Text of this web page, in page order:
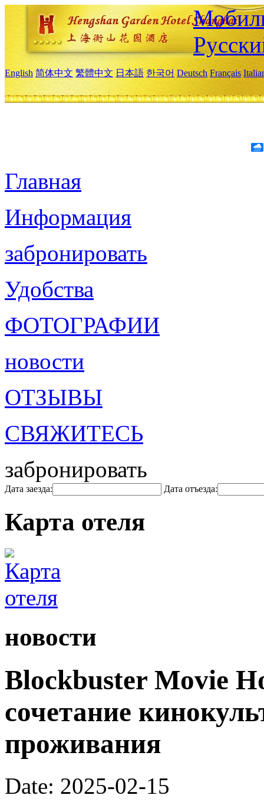
English 简体中文 繁體中文 日本語 한국어 Deutsch Français
Главная
Информация
забронировать
Удобства
ФОТОГРАФИИ
новости
ОТЗЫВЫ
СВЯЖИТЕСЬ
забронировать
Дата заезда: Дата отъезда:
Карта отеля
новости
Blockbuster Movie
сочетание
проживания
Date: 2025-02-15